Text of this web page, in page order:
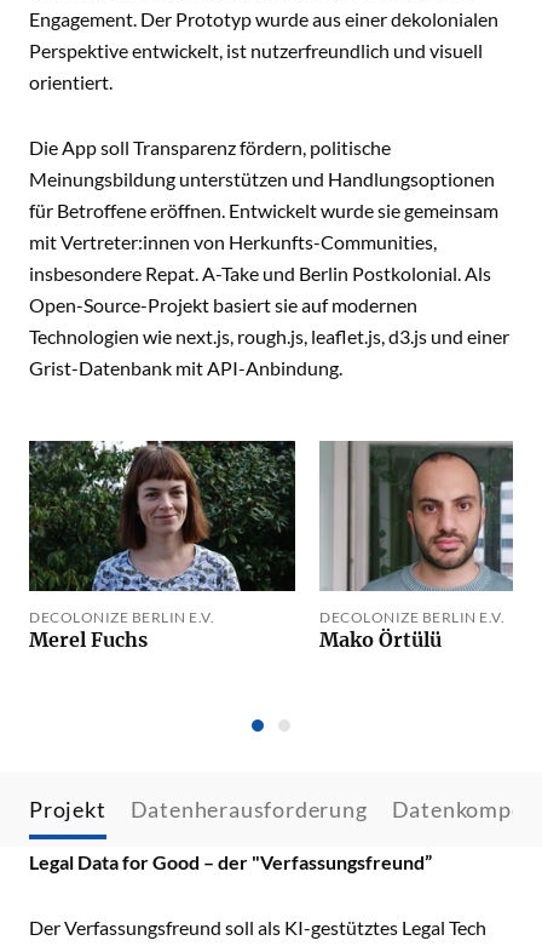
Engagement. Der Prototyp wurde aus einer dekolonialen
Perspektive entwickelt, ist nutzerfreundlich und visuell
orientiert.
Die App soll Transparenz fördern, politische
Meinungsbildung unterstützen und Handlungsoptionen
für Betroffene eröffnen. Entwickelt wurde sie gemeinsam
mit Vertreter:innen von Herkunfts-Communities,
insbesondere Repat. A-Take und Berlin Postkolonial. Als
Open-Source-Projekt basiert sie auf modernen
Technologien wie next.js, rough.js, leaflet.js, d3.js und einer
Grist-Datenbank mit API-Anbindung.
DECOLONIZE BERLIN E.V.
Merel Fuchs
DECOLONIZE BERLIN E.V.
Mako Örtülü
Projekt Datenherausforderung
Legal Data for Good – der "Verfassungsfreund”
Der Verfassungsfreund soll als KI-gestütztes Legal Tech